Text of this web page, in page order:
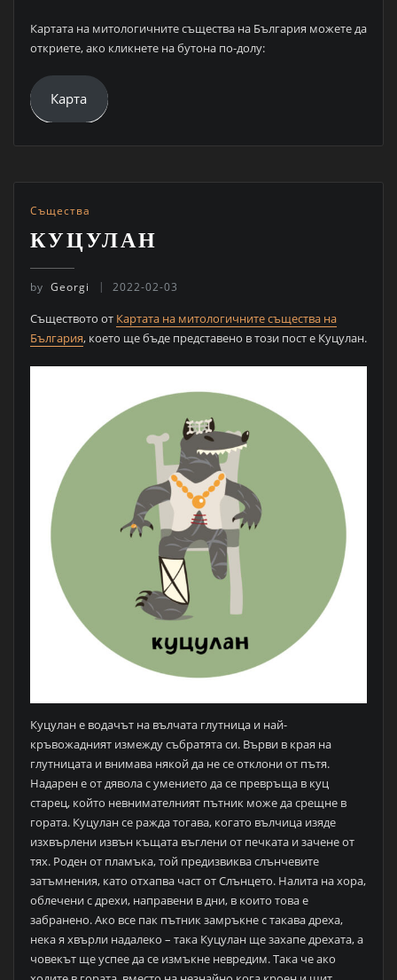
Картата на митологичните същества на България можете да
откриете, ако кликнете на бутона по-долу:
Карта
Същества
КУЦУЛАН
by Georgi 2022-02-03
Съществото от Картата на митологичните същества на
България, което ще бъде представено в този пост е Куцулан.
Куцулан е водачът на вълчата глутница и най-
кръвожадният измежду събратята си. Върви в края на
глутницата и внимава някой да не се отклони от пътя.
Надарен е от дявола с умението да се превръща в куц
старец, който невнимателният пътник може да срещне в
гората. Куцулан се ражда тогава, когато вълчица изяде
изхвърлени извън къщата въглени от печката и зачене от
тях. Роден от пламъка, той предизвиква слънчевите
затъмнения, като отхапва част от Слънцето. Налита на хора,
облечени с дрехи, направени в дни, в които това е
забранено. Ако все пак пътник замръкне с такава дреха,
нека я хвърли надалеко – така Куцулан ще захапе дрехата, а
човекът ще успее да се измъкне невредим. Така че ако